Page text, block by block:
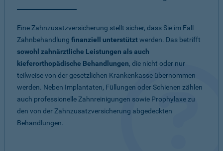
Eine Zahnzusatzversicherung stellt sicher, dass Sie im Fall
Zahnbehandlung finanziell unterstütztwerden. Das betrifft
sowohl zahnärztliche Leistungen als auch
kieferorthopädische Behandlungen, die nicht oder nur
teilweise von der gesetzlichen Krankenkasse übernommen
werden. Neben Implantaten, Füllungen oder Schienen zählen
auch professionelle Zahnreinigungen sowie Prophylaxe zu
den von der Zahnzusatzversicherung abgedeckten
Behandlungen.